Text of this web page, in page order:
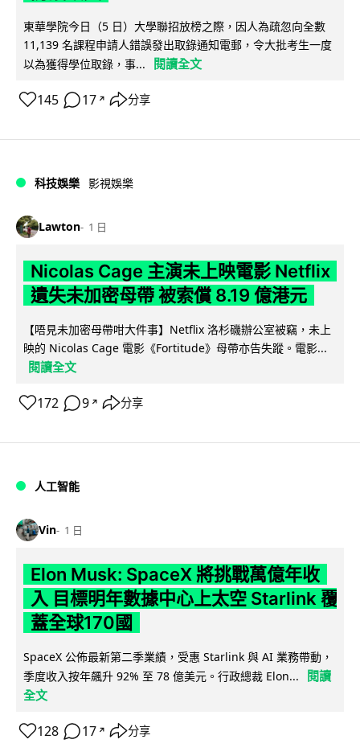
東華學院今日（5 日）大學聯招放榜之際，因人為疏忽向全數
11,139 名課程申請人錯誤發出取錄通知電郵，令大批考生一度
以為獲得學位取錄，事...
閱讀全文
145 17 ↗ 分享
科技娛樂 影視娛樂
Lawton 1 日
Nicolas Cage 主演未上映電影 Netflix
遺失未加密母帶 被索償 8.19 億港元
【唔見未加密母帶咁大件事】Netflix 洛杉磯辦公室被竊，未上
映的 Nicolas Cage 電影《Fortitude》母帶亦告失蹤。電影...
閱讀全文
172 9 ↗ 分享
人工智能
Vin 1 日
Elon Musk: SpaceX 將挑戰萬億年收
入 目標明年數據中心上太空 Starlink 覆
蓋全球170國
SpaceX 公佈最新第二季業績，受惠 Starlink 與 AI 業務帶動，
季度收入按年飆升 92% 至 78 億美元。行政總裁 Elon...
閱讀
全文
128 17 ↗ 分享